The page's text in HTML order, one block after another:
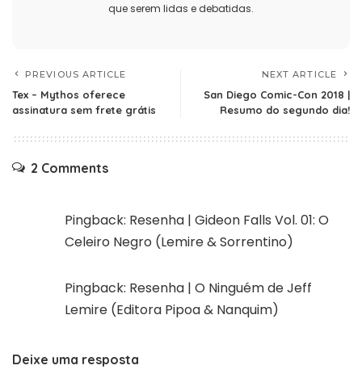
que serem lidas e debatidas.
PREVIOUS ARTICLE
Tex – Mythos oferece
assinatura sem frete grátis
NEXT ARTICLE
San Diego Comic-Con 2018 |
Resumo do segundo dia!
2 Comments
Pingback: Resenha | Gideon Falls Vol. 01: O
Celeiro Negro (Lemire & Sorrentino)
Pingback: Resenha | O Ninguém de Jeff
Lemire (Editora Pipoa & Nanquim)
Deixe uma resposta